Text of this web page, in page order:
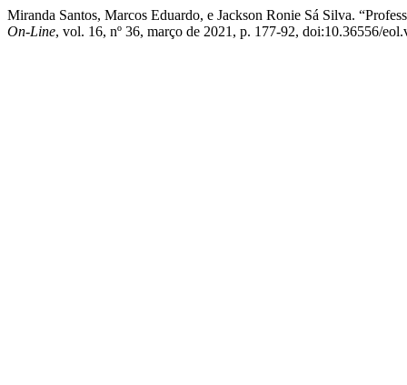
Miranda Santos, Marcos Eduardo, e Jackson Ronie Sá Silva.
On-Line, vol. 16, nº 36, março de 2021, p. 177-92, doi:10.36556/